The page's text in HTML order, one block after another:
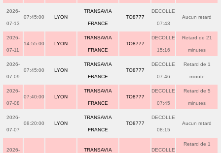
2026-
07-13
07:45:00 LYON
TRANSAVIA
FRANCE
TO8777
DECOLLE
07:43
Aucun retard
2026-
07-11
14:55:00 LYON
TRANSAVIA
FRANCE
TO8777
DECOLLE
15:16
Retard de 21
minutes
2026-
07-09
07:45:00 LYON
TRANSAVIA
FRANCE
TO8777
DECOLLE
07:46
Retard de 1
minute
2026-
07-08
07:40:00 LYON
TRANSAVIA
FRANCE
TO8777
DECOLLE
07:45
Retard de 5
minutes
2026-
07-07
08:20:00 LYON
TRANSAVIA
FRANCE
TO8777
DECOLLE
08:15
Aucun retard
2026- TRANSAVIA DECOLLE
Retard de 1